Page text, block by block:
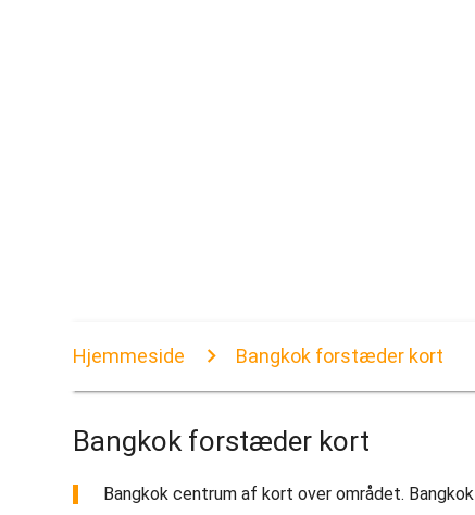
Hjemmeside Bangkok forstæder kort
Bangkok forstæder kort
Bangkok centrum af kort over området.